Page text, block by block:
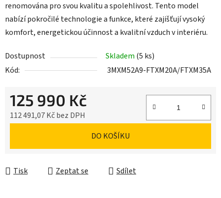
renomována pro svou kvalitu a spolehlivost. Tento model
nabízí pokročilé technologie a funkce, které zajišťují vysoký
komfort, energetickou účinnost a kvalitní vzduch v interiéru.
Dostupnost Skladem (5 ks)
Kód:
3MXM52A9-FTXM20A/FTXM35A
125 990 Kč
112 491,07 Kč bez DPH
DO KOŠÍKU
Tisk Zeptat se Sdílet